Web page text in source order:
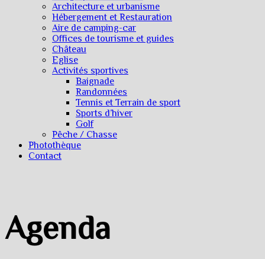
Architecture et urbanisme
Hébergement et Restauration
Aire de camping-car
Offices de tourisme et guides
Château
Eglise
Activités sportives
Baignade
Randonnées
Tennis et Terrain de sport
Sports d’hiver
Golf
Pêche / Chasse
Photothèque
Contact
Agenda